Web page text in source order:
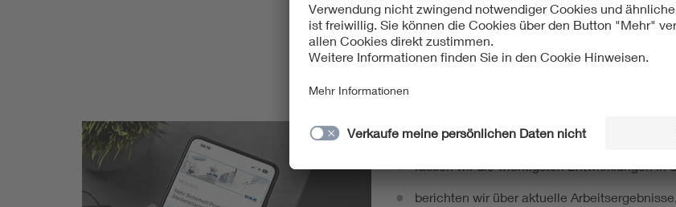
Mit unserem DKE Newsletter sind Sie immer
fassen wir die wichtigsten Entwicklungen in
berichten wir über aktuelle